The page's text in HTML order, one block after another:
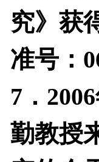
究》获
准号：
7 ． 2006
勤教授